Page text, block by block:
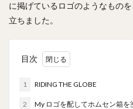
に掲げているロゴのようなもの
立ちました。
目次
1 RIDING THE GLOBE
2 My ロゴを配してホムセン箱を